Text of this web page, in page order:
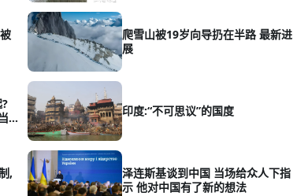
爬雪山被19岁向导扔在半路 最新进
展
印度:“不可思议”的国度
,
泽连斯基谈到中国 当场给众人下指
示 他对中国有了新的想法